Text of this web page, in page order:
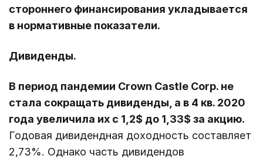
стороннего финансирования укладывается
в нормативные показатели.
Дивиденды.
В период пандемии Crown Castle Corp. не
стала сокращать дивиденды, а в 4 кв. 2020
года увеличила их c 1,2$ до 1,33$ за акцию.
Годовая дивидендная доходность составляет
2,73%. Однако часть дивидендов